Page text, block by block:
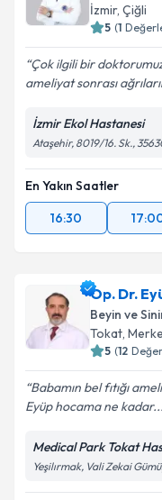
İzmir, Çiğli
5 (1
Çok ilgili bir
ameliyat sonrası
İzmir Ekol Hastanesi
Ataşehir, 8019/16. Sk.,
En Yakın Saatler
16:30
Op. Dr.
Beyin ve
Tokat,
5 (12
Babamın bel fıtığı
Eyüp hocama ne kadar...
Medical Park Tokat
Yeşilırmak, Vali Zekai